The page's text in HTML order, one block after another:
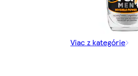
Viac z kategórie